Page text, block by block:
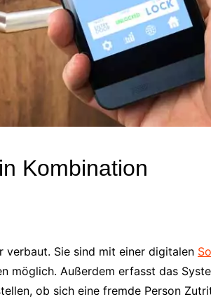
Kombination
verbaut. Sie sind mit einer digitalen
möglich. Außerdem erfasst das
ob sich eine fremde Person